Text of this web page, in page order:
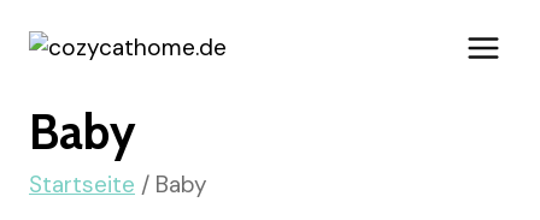
Inhalt
Baby
Startseite / Baby